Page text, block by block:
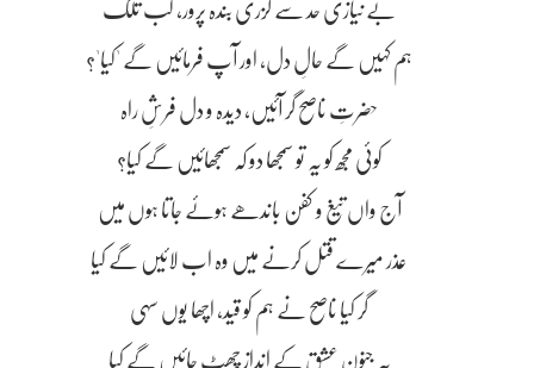
بے نیازی حد سے گزری بندہ پرور، کب تلک
ہم کہیں گے حالِ دل، اور آپ فرمائیں گے 'کیا'؟
حضرتِ ناصح گر آئیں، دیدہ و دل فرشِ راہ
کوئی مجھ کو یہ تو سمجھا دو کہ سمجھائیں گے کیا؟
آج واں تیغ و کفن باندھے ہوئے جاتا ہوں میں
عذر میرے قتل کرنے میں وہ اب لائیں گے کیا
گر کیا ناصح نے ہم کو قید، اچھا یوں سہی
یہ جنونِ عشق کے انداز چھٹ جائیں گے کیا